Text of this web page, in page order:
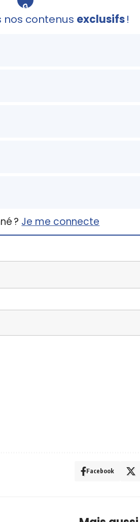
🔒
nos contenus exclusifs!
? Je me connecte
Facebook